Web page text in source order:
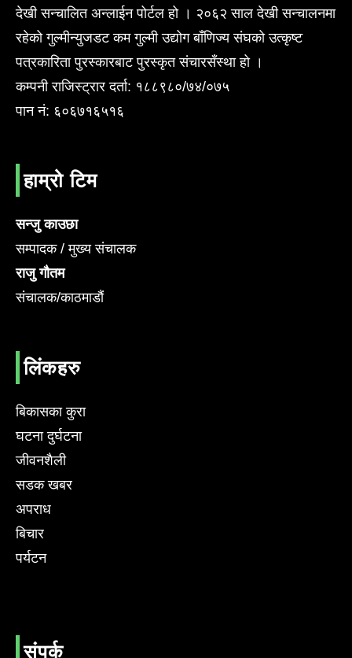
देखी सन्चालित अन्लाईन पोर्टल हो । २०६२ साल देखी सन्चालनमा
रहेको गुल्मीन्युजडट कम गुल्मी उद्योग बाँणिज्य संघको उत्कृष्ट
पत्रकारिता पुरस्कारबाट पुरस्कृत संचारसँस्था हो ।
कम्पनी राजिस्ट्रार दर्ता: १८८९८०/७४/०७५
पान नं: ६०६७१६५१६
हाम्रो टिम
सन्जु काउछा
सम्पादक / मुख्य संचालक
राजु गौतम
संचालक/काठमाडौं
लिंकहरु
बिकासका कुरा
घटना दुर्घटना
जीवनशैली
सडक खबर
अपराध
बिचार
पर्यटन
संपर्क